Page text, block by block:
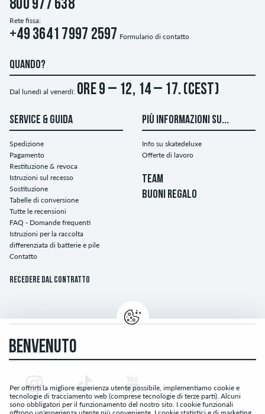
800 977 638
Rete fissa:
+49 3641 7997 2597 Formulario di contatto
QUANDO?
Dal lunedì al venerdì: ore 9 – 12, 14 – 17. (CEST)
SERVICE & GUIDA
Spedizione
Pagamento
Restituzione & revoca
Istruzioni sul recesso
Sostituzione
Tabelle di conversione
Tutte le recensioni
FAQ - Domande frequenti
Istruzioni per la raccolta
differenziata di batterie e pile
Contatto
Recedere dal contratto
PIÙ INFORMAZIONI SU...
Info su skatedeluxe
Offerte di lavoro
TEAM
BUONI REGALO
FOLLOW US
BENVENUTO
Per offrirti la migliore esperienza utente possibile, implementiamo cookie e
tecnologie di tracciamento web (comprese tecnologie di terze parti). Alcuni
sono obbligatori per il funzionamento del nostro sito. I cookie funzionali